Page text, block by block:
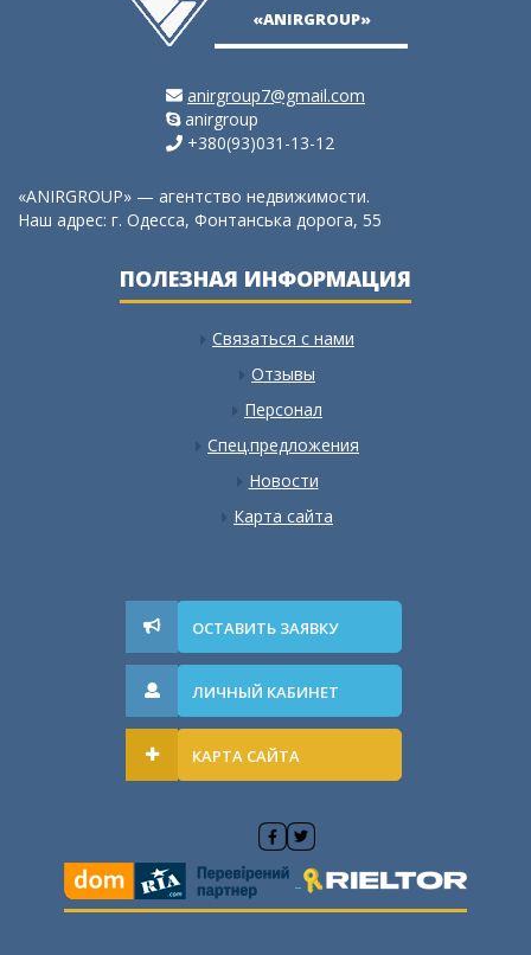
«ANIRGROUP»
anirgroup7@gmail.com
anirgroup
+380(93)031-13-12
«ANIRGROUP» — агентство недвижимости.
Наш адрес: г. Одесса, Фонтанська дорога, 55
ПОЛЕЗНАЯ ИНФОРМАЦИЯ
Связаться с нами
Отзывы
Персонал
Спец.предложения
Новости
Карта сайта
ОСТАВИТЬ ЗАЯВКУ
ЛИЧНЫЙ КАБИНЕТ
КАРТА САЙТА